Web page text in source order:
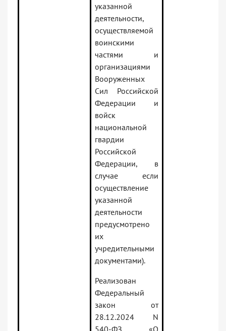
указанной
деятельности,
осуществляемой
воинскими
частями и
организациями
Вооруженных
Сил Российской
Федерации и
войск
национальной
гвардии
Российской
Федерации, в
случае если
осуществление
указанной
деятельности
предусмотрено
их
учредительными
документами).
Реализован
Федеральный
закон от
28.12.2024 N